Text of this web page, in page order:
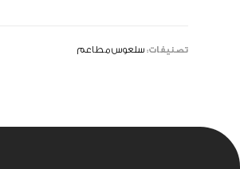
تصنيفات: سلعوس مطاعم